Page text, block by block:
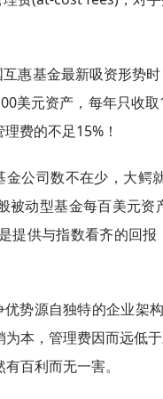
惠基金最新吸资形势
美元资产，每年只收
费的不足15%！
公司数不在少，大鳄
被动型基金每百美元
提供与指数看齐的回
势源自独特的企业架
本，管理费因而远低
百利而无一害。